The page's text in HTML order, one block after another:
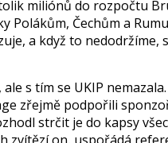
miliónů do rozpočtu
Polákům, Čechům a
a když to nedodržíme,
s tím se UKIP
zřejmě podpořili
strčit je do kapsy